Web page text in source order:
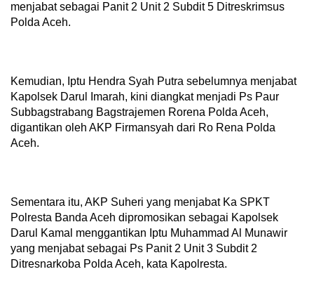
menjabat sebagai Panit 2 Unit 2 Subdit 5 Ditreskrimsus
Polda Aceh.
Kemudian, Iptu Hendra Syah Putra sebelumnya menjabat
Kapolsek Darul Imarah, kini diangkat menjadi Ps Paur
Subbagstrabang Bagstrajemen Rorena Polda Aceh,
digantikan oleh AKP Firmansyah dari Ro Rena Polda
Aceh.
Sementara itu, AKP Suheri yang menjabat Ka SPKT
Polresta Banda Aceh dipromosikan sebagai Kapolsek
Darul Kamal menggantikan Iptu Muhammad Al Munawir
yang menjabat sebagai Ps Panit 2 Unit 3 Subdit 2
Ditresnarkoba Polda Aceh, kata Kapolresta.